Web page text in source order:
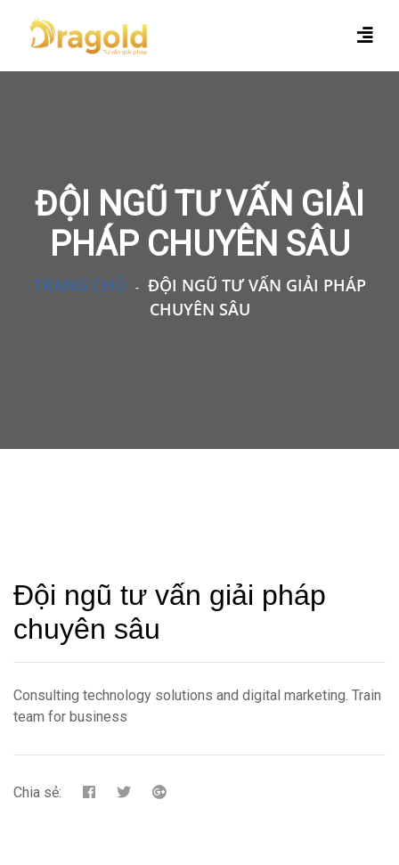
ĐỘI NGŨ TƯ VẤN GIẢI
PHÁP CHUYÊN SÂU
TRANG CHỦ -
ĐỘI NGŨ TƯ VẤN GIẢI PHÁP
CHUYÊN SÂU
Đội ngũ tư vấn giải pháp
chuyên sâu
Consulting technology solutions and digital marketing. Train
team for business
Chia sẻ: